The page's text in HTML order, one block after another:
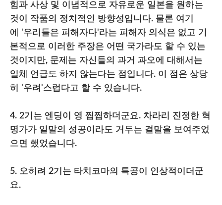
힘과 사상 및 이념적으로 자유로운 일본을 원하는
것이 작품의 정치적인 방향성입니다. 물론 여기
에 '우리들은 피해자다'라는 피해자 의식은 없고 기
본적으로 이러한 주장은 어떤 국가라도 할 수 있는
것이지만, 문제는 자신들의 과거 과오에 대해서는
일체 언급도 하지 않는다는 점입니다. 이 점은 상당
히 '우려'스럽다고 할 수 있습니다.
4. 2기는 엔딩이 영 찝찝하더군요. 차라리 진정한 혁
명가가 일말의 성공이라도 거두는 결말을 보여주었
으면 했었습니다.
5. 오히려 2기는 타치코마의 특공이 인상적이더군
요.